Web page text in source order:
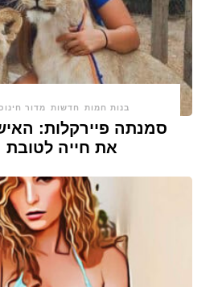
בנות חמות חדשות מדור
סמנתה פיירקלות:
את חייה לטובת